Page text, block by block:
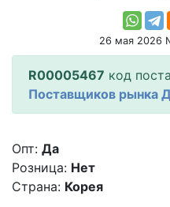
26 мая 2026
R00005467 код
Поставщиков рынка
Опт: Да
Розница: Нет
Страна: Корея